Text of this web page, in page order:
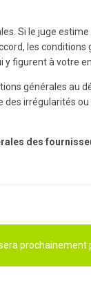
Si le juge
les conditions
y figurent à votre
générales au
irrégularités
des
prochainement